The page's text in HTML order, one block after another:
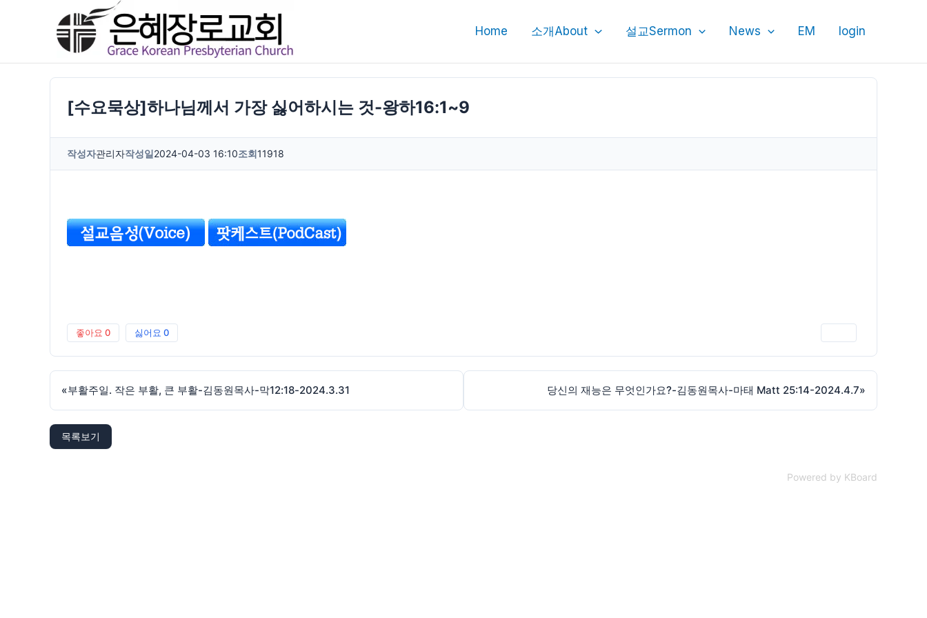
Home 소개About 설교Sermon News EM login
[수요묵상]하나님께서 가장 싫어하시는 것-왕하16:1~9
작성자관리자작성일2024-04-03 16:10조회11918
좋아요 0 싫어요 0
«부활주일. 작은 부활, 큰 부활-김동원목사-막12:18-2024.3.31 당신의 재능은 무엇인가요?-김동원목사-마태 Matt 25:14-2024.4.7»
목록보기
Powered by KBoard